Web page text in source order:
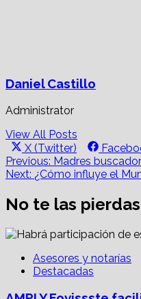
Daniel Castillo
Administrator
View All Posts
Share
on
X (Twitter)
Share
on
Post
navigation
Previous: Madres
Next: ¿Cómo influye el
No te las pierdas
Asesores y notarías
Destacadas